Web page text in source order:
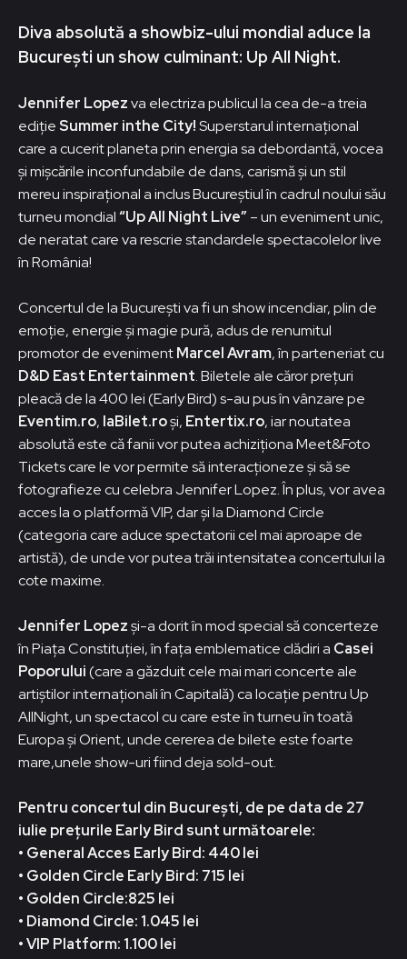
Diva absolută a showbiz-ului mondial aduce la
București un show culminant: Up All Night.
Jennifer Lopezva electriza publicul la cea de-a treia
edițieSummer inthe City!Superstarul internațional
care a cucerit planeta prin energia sa debordantă, vocea
și mișcările inconfundabile de dans, carismă și un stil
mereu inspirațional a inclus Bucureștiul în cadrul noului său
turneu mondial“Up All Night Live”– un eveniment unic,
de neratat care va rescrie standardele spectacolelor live
în România!
Concertul de la București va fi un show incendiar, plin de
emoție, energie și magie pură, adus de renumitul
promotor de evenimentMarcel Avram, în parteneriat cu
D&D East Entertainment. Biletele ale căror prețuri
pleacă de la 400 lei (Early Bird) s-au pus în vânzare pe
Eventim.ro, IaBilet.roși, Entertix.ro, iar noutatea
absolută este că fanii vor putea achiziționa Meet&Foto
Tickets care le vor permite să interacționeze și să se
fotografieze cu celebra Jennifer Lopez. În plus, vor avea
acces la o platformă VIP, dar și la Diamond Circle
(categoria care aduce spectatorii cel mai aproape de
artistă), de unde vor putea trăi intensitatea concertului la
cote maxime.
Jennifer Lopezși-a dorit în mod special să concerteze
în Piața Constituției, în fața emblematice clădiri a Casei
Poporului(care a găzduit cele mai mari concerte ale
artiștilor internaționali în Capitală) ca locație pentru Up
AllNight, un spectacol cu care este în turneu în toată
Europa și Orient, unde cererea de bilete este foarte
mare,unele show-uri fiind deja sold-out.
Pentru concertul din București, de pe data de 27
iulie prețurile Early Bird sunt următoarele:
• General Acces Early Bird: 440 lei
• Golden Circle Early Bird: 715 lei
• Golden Circle:825 lei
• Diamond Circle: 1.045 lei
• VIP Platform: 1.100 lei